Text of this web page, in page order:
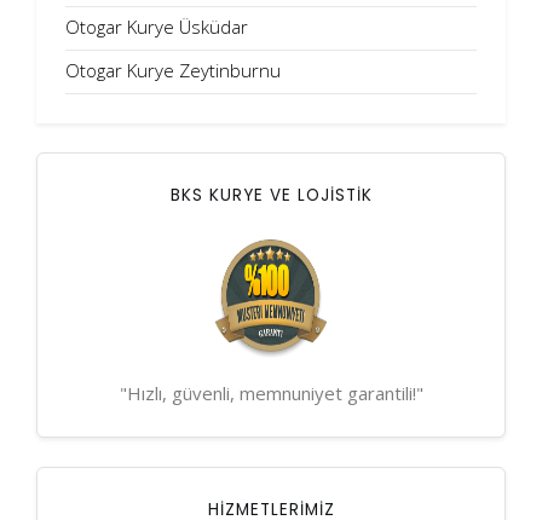
Otogar Kurye Üsküdar
Otogar Kurye Zeytinburnu
BKS KURYE VE LOJİSTİK
"Hızlı, güvenli, memnuniyet garantili!"
HIZMETLERIMIZ